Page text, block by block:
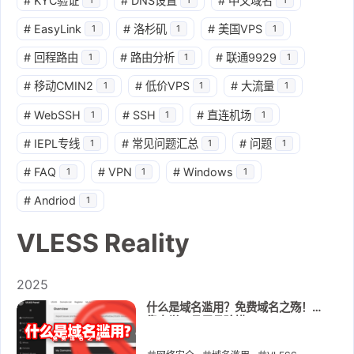
# EasyLink 1 # 洛杉矶 1 # 美国VPS 1
# 回程路由 1 # 路由分析 1 # 联通9929 1
# 移动CMIN2 1 # 低价VPS 1 # 大流量 1
# WebSSH 1 # SSH 1 # 直连机场 1
# IEPL专线 1 # 常见问题汇总 1 # 问题 1
# FAQ 1 # VPN 1 # Windows 1
# Andriod 1
VLESS Reality
2025
什么是域名滥用？免费域名之殇！全